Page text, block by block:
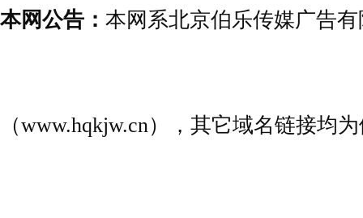
本网公告： 本网系北京伯乐传媒广告
（www.hqkjw.cn），其它域名链接均